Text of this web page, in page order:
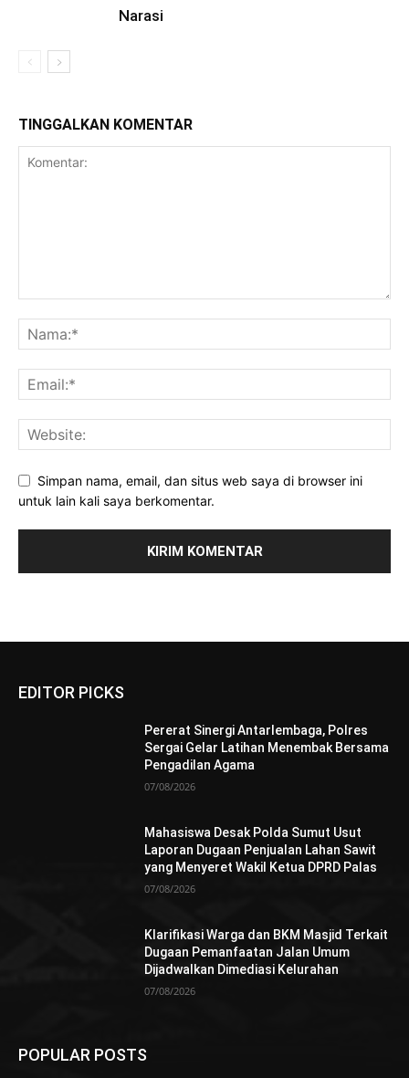
Narasi
TINGGALKAN KOMENTAR
Simpan nama, email, dan situs web saya di browser ini
untuk lain kali saya berkomentar.
EDITOR PICKS
Pererat Sinergi Antarlembaga, Polres
Sergai Gelar Latihan Menembak Bersama
Pengadilan Agama
07/08/2026
Mahasiswa Desak Polda Sumut Usut
Laporan Dugaan Penjualan Lahan Sawit
yang Menyeret Wakil Ketua DPRD Palas
07/08/2026
Klarifikasi Warga dan BKM Masjid Terkait
Dugaan Pemanfaatan Jalan Umum
Dijadwalkan Dimediasi Kelurahan
07/08/2026
POPULAR POSTS